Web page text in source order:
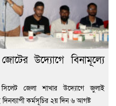
উদ্যোগে বিনামূল্যে
জেলা শাখার উদ্যোগে জুলাই
কর্মসূচির ২য় দিন ৬ আগষ্ট